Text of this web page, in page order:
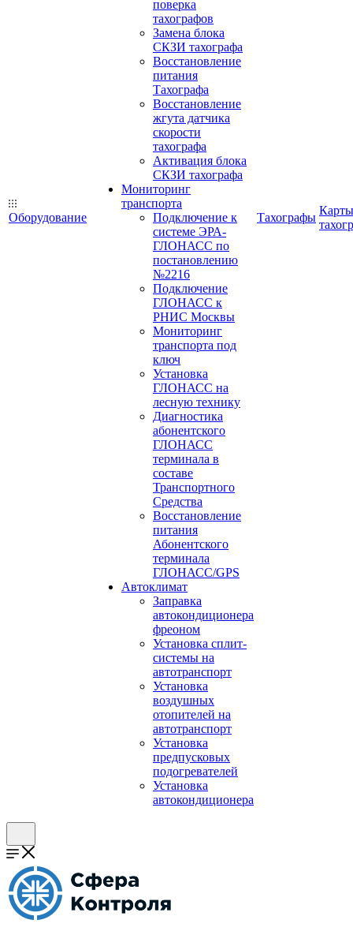
Оборудование
поверка
тахографов
Замена блока
СКЗИ тахографа
Восстановление
питания
Тахографа
Восстановление
жгута датчика
скорости
тахографа
Активация блока
СКЗИ тахографа
Мониторинг
транспорта
Подключение к
системе ЭРА-
ГЛОНАСС по
постановлению
№2216
Подключение
ГЛОНАСС к
РНИС Москвы
Мониторинг
транспорта под
ключ
Установка
ГЛОНАСС на
лесную технику
Диагностика
абонентского
ГЛОНАСС
терминала в
составе
Транспортного
Средства
Восстановление
питания
Абонентского
терминала
ГЛОНАСС/GPS
Автоклимат
Заправка
автокондиционера
фреоном
Установка сплит-
системы на
автотранспорт
Установка
воздушных
отопителей на
автотранспорт
Установка
предпусковых
подогревателей
Установка
автокондиционера
Тахографы
Карты